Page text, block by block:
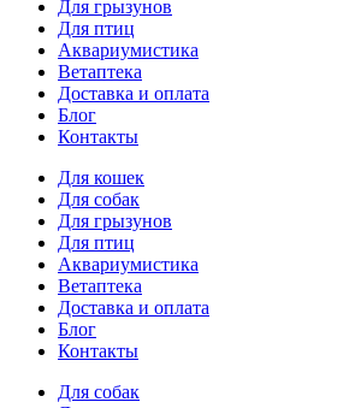
Для грызунов
Для птиц
Аквариумистика
Ветаптека
Доставка и оплата
Блог
Контакты
Для кошек
Для собак
Для грызунов
Для птиц
Аквариумистика
Ветаптека
Доставка и оплата
Блог
Контакты
Для собак